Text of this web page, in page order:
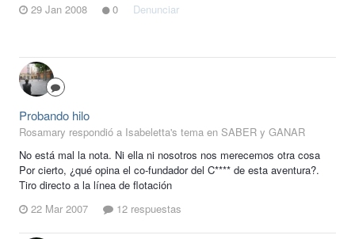
29 Jan 2008
0 Denunciar
Probando hilo
Rosamary respondió a Isabeletta's tema en SABER y GANAR
No está mal la nota. Ni ella ni nosotros nos merecemos otra cosa
Por cierto, ¿qué opina el co-fundador del C**** de esta aventura?.
Tiro directo a la línea de flotación
22 Mar 2007
12 respuestas